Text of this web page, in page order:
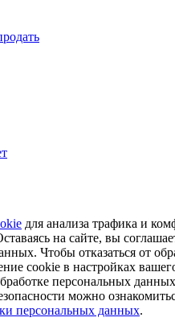
для анализа трафика и
на сайте, вы
Чтобы отказаться от
cookie в настройках
персональных
можно
персональных данных.